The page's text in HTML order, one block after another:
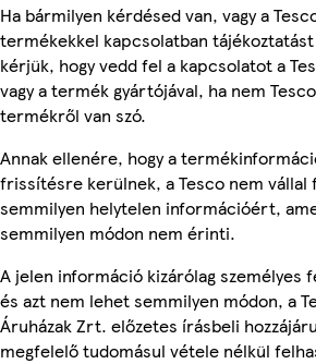
Ha bármilyen kérdésed van, vagy a
termékekkel kapcsolatban
kérjük, hogy vedd fel a kapcsolatot a
vagy a termék gyártójával, ha nem
termékről van szó.
Annak ellenére, hogy a
frissítésre kerülnek, a Tesco nem vállal
semmilyen helytelen információért,
semmilyen módon nem érinti.
A jelen információ kizárólag személyes
és azt nem lehet semmilyen módon, a
Áruházak Zrt. előzetes írásbeli
megfelelő tudomásul vétele nélkül